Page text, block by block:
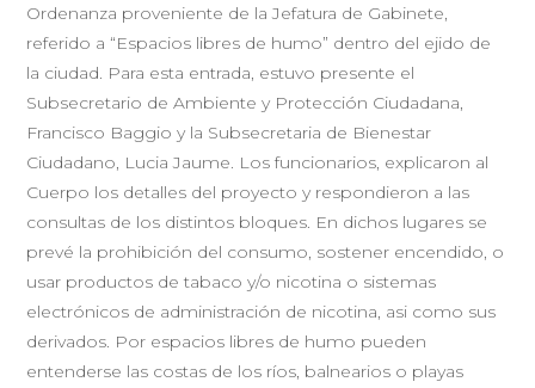
Ordenanza proveniente de la Jefatura de Gabinete,
referido a “Espacios libres de humo” dentro del ejido de
la ciudad. Para esta entrada, estuvo presente el
Subsecretario de Ambiente y Protección Ciudadana,
Francisco Baggio y la Subsecretaria de Bienestar
Ciudadano, Lucia Jaume. Los funcionarios, explicaron al
Cuerpo los detalles del proyecto y respondieron a las
consultas de los distintos bloques. En dichos lugares se
prevé la prohibición del consumo, sostener encendido, o
usar productos de tabaco y/o nicotina o sistemas
electrónicos de administración de nicotina, asi como sus
derivados. Por espacios libres de humo pueden
entenderse las costas de los ríos, balnearios o playas